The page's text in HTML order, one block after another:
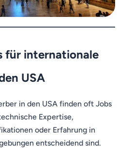
für internationale
USA
in den USA finden oft Jobs
Expertise,
oder Erfahrung in
entscheidend sind.